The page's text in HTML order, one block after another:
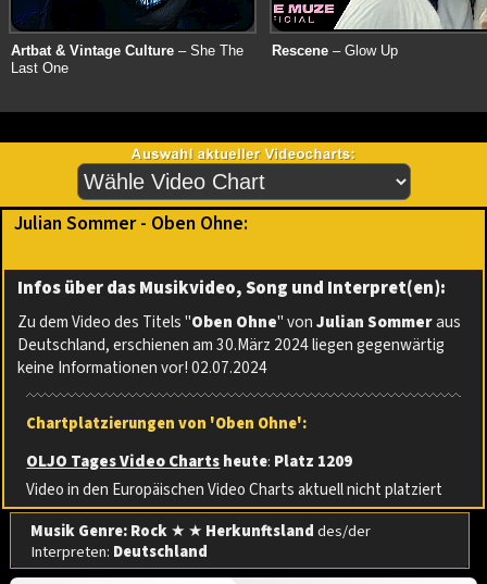
Artbat & Vintage Culture – She The
Last One
Rescene – Glow Up
Julian Sommer - Oben Ohne:
Infos über das Musikvideo, Song und Interpret(en):
Zu dem Video des Titels "Oben Ohne" vonJulian Sommeraus
Deutschland, erschienen am 30.März 2024 liegen gegenwärtig
keine Informationen vor! 02.07.2024
Chartplatzierungen von 'Oben Ohne':
OLJO Tages Video Chartsheute: Platz 1209
Video in den Europäischen Video Charts aktuell nicht platziert
Musik Genre: Rock★ ★ Herkunftslanddes/der
Interpreten: Deutschland